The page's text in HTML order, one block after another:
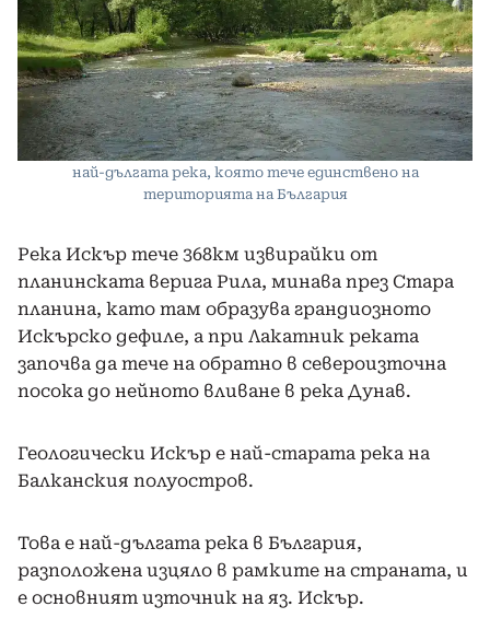
най-дългата река, която тече единствено на
територията на България
Река Искър тече 368км извирайки от
планинската верига Рила, минава през Стара
планина, като там образува грандиозното
Искърско дефиле, а при Лакатник реката
започва да тече на обратно в североизточна
посока до нейното вливане в река Дунав.
Геологически Искър е най-старата река на
Балканския полуостров.
Това е най-дългата река в България,
разположена изцяло в рамките на страната, и
е основният източник на яз. Искър.